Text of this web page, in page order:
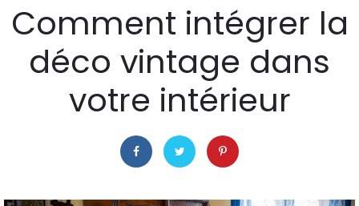
Comment intégrer la
déco vintage dans
votre intérieur